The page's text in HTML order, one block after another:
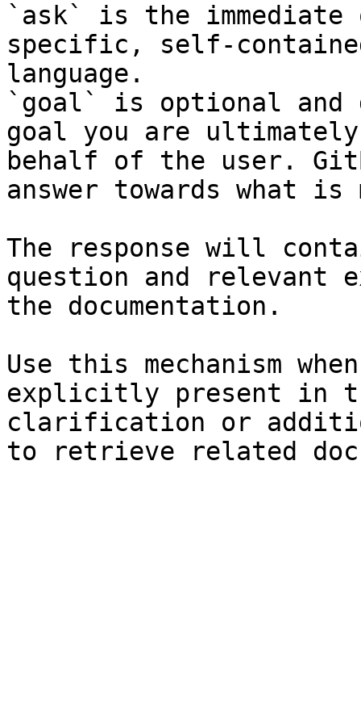
`ask` is the
specific, self-
language.
`goal` is optional and
goal you are
behalf of the user.
answer towards what
The response will
question and relevant
the documentation.
Use this mechanism
explicitly present in
clarification or